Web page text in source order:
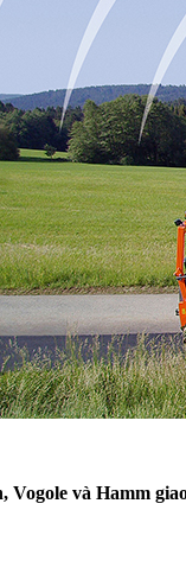
Vogole và Hamm